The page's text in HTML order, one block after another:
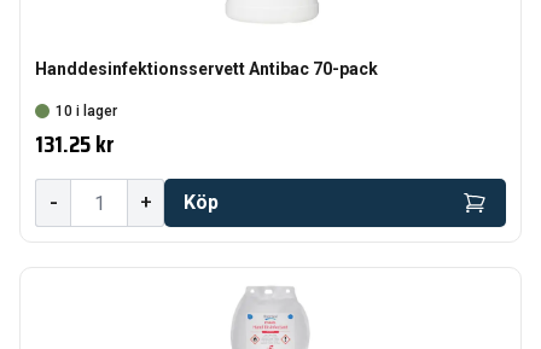
Handdesinfektionsservett Antibac 70-pack
10 i lager
131.25 kr
- + Köp